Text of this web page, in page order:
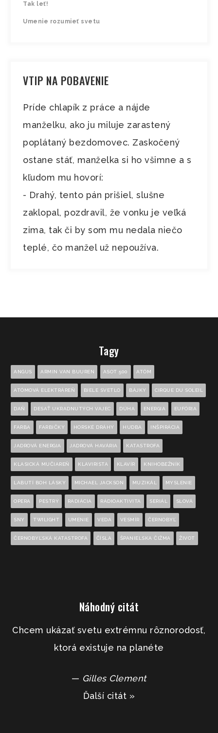
Tak leť!
Umenie rozumieť svetu
VTIP NA POBAVENIE
Príde chlapík z práce a nájde
manželku, ako ju miluje zarastený
poplátaný bezdomovec. Zaskočený
ostane stáť, manželka si ho všimne a s
kľudom mu hovorí:
- Drahý, tento pán prišiel, slušne
zaklopal, pozdravil, že vonku je veľká
zima, tak či by som mu nedala niečo
teplé, čo manžel už nepoužíva.
Tagy
ANGUS ARMIN VAN BUUREN ASOT 500 ATÓM
ATÓMOVÁ ELEKTRÁREŇ BIELE SVETLO BÁJKY CIRQUE DU SOLEIL
DAŇ DESAŤ UKRADNUTÝCH VAJEC DÚHA ENERGIA EUFÓRIA
FARBA FARBIČKY HORSKÉ DRÁHY HUDBA INŠPIRÁCIA
JADROVÁ ENERGIA JADROVÁ HAVÁRIA KATASTROFA
KLASICKÁ MUČIAREŇ KLAVIRISTA KLAVÍR KNIHOBEŽNÍK
LABUTÍ BOH LÁSKY MICHAEL JACKSON MUZIKÁL MYSLENIE
OPERA PESTRÝ RADIÁCIA RÁDIOAKTIVITA SERIÁL SLOVÁ
SNY TWILIGHT UMENIE VEDA VESMÍR ČERNOBYĽ
ČERNOBYĽSKÁ KATASTROFA ČÍSLA ŠPANIELSKA ČIŽMA ŽIVOT
Náhodný citát
Chcem ukázať svetu extrémnu rôznorodosť,
ktorá existuje na planéte
— Gilles Clement
Ďalší citát »